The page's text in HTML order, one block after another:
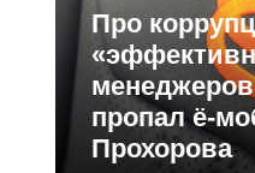
Про
пропал ё-
Прохорова